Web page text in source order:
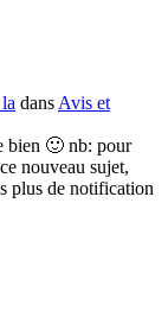
dans Avis et
bien 🙂 nb: pour
nouveau sujet,
plus de notification